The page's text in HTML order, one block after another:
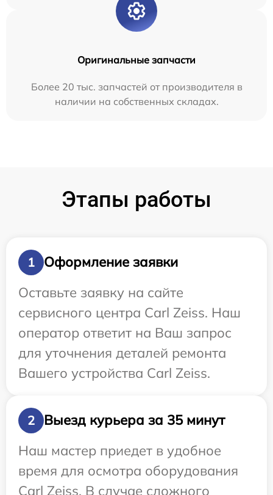
Оригинальные запчасти
Более 20 тыс. запчастей от производителя в
наличии на собственных складах.
Этапы работы
1
Оформление заявки
Оставьте заявку на сайте
сервисного центра Carl Zeiss. Наш
оператор ответит на Ваш запрос
для уточнения деталей ремонта
Вашего устройства Carl Zeiss.
2
Выезд курьера за 35 минут
Наш мастер приедет в удобное
время для осмотра оборудования
Carl Zeiss. В случае сложного